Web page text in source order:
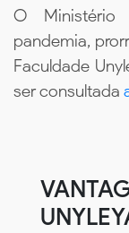
O
pandemia,
Faculdade
ser consultada